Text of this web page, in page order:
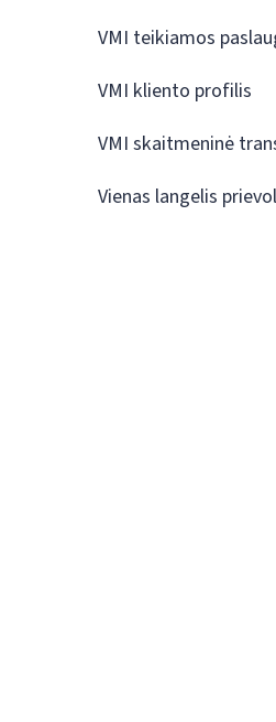
VMI teikiamos
VMI kliento profilis
VMI skaitmeninė
Vienas langelis